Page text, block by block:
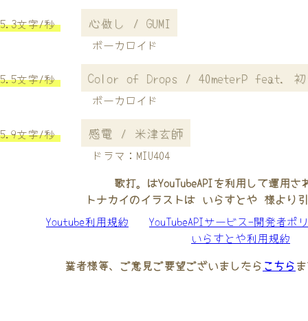
5.3文字/秒 心做し / GUMI
ボーカロイド
5.5文字/秒 Color of Drops / 40meterP feat. 初
ボーカロイド
5.9文字/秒 感電 / 米津玄師
ドラマ：MIU404
歌打。はYouTubeAPIを利用して運用さ
トナカイのイラストは いらすとや 様より
Youtube利用規約
YouTubeAPIサービス-開発者ポ
いらすとや利用規約
業者様等、ご意見ご要望ございましたら こちら